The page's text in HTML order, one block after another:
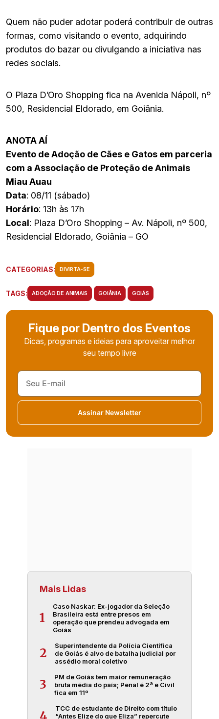
Quem não puder adotar poderá contribuir de outras
formas, como visitando o evento, adquirindo
produtos do bazar ou divulgando a iniciativa nas
redes sociais.
O Plaza D’Oro Shopping fica na Avenida Nápoli, nº
500, Residencial Eldorado, em Goiânia.
ANOTA AÍ
Evento de Adoção de Cães e Gatos em parceria
com a Associação de Proteção de Animais
Miau Auau
Data: 08/11 (sábado)
Horário: 13h às 17h
Local: Plaza D’Oro Shopping – Av. Nápoli, nº 500,
Residencial Eldorado, Goiânia – GO
CATEGORIAS: DIVIRTA-SE
TAGS: ADOÇÃO DE ANIMAIS GOIÂNIA GOIÁS
Fique por Dentro dos Eventos
Dicas, programas e ideias para aproveitar melhor
seu tempo livre
Assinar Newsletter
Mais Lidas
1
Caso Naskar: Ex-jogador da Seleção
Brasileira está entre presos em
operação que prendeu advogada em
Goiás
2
Superintendente da Polícia Científica
de Goiás é alvo de batalha judicial por
assédio moral coletivo
3
PM de Goiás tem maior remuneração
bruta média do país; Penal é 2ª e Civil
fica em 11º
4
TCC de estudante de Direito com título
“Antes Elize do que Eliza” repercute